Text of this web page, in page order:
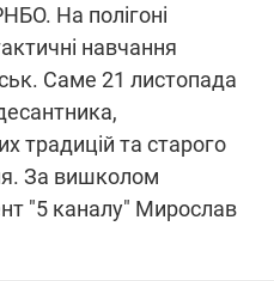
На полігоні
навчання
Саме 21 листопада
традицій та старого
За вишколом
"5 каналу" Мирослав